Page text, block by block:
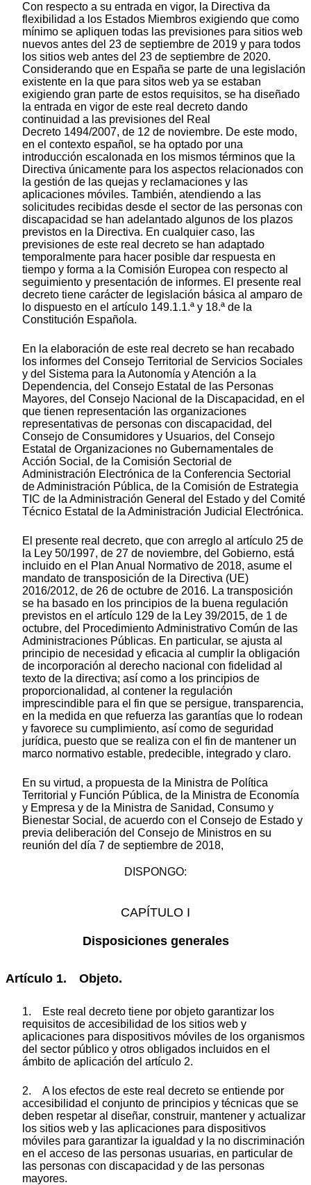
Con respecto a su entrada en vigor, la Directiva da
flexibilidad a los Estados Miembros exigiendo que como
mínimo se apliquen todas las previsiones para sitios web
nuevos antes del 23 de septiembre de 2019 y para todos
los sitios web antes del 23 de septiembre de 2020.
Considerando que en España se parte de una legislación
existente en la que para sitos web ya se estaban
exigiendo gran parte de estos requisitos, se ha diseñado
la entrada en vigor de este real decreto dando
continuidad a las previsiones del Real
Decreto 1494/2007, de 12 de noviembre. De este modo,
en el contexto español, se ha optado por una
introducción escalonada en los mismos términos que la
Directiva únicamente para los aspectos relacionados con
la gestión de las quejas y reclamaciones y las
aplicaciones móviles. También, atendiendo a las
solicitudes recibidas desde el sector de las personas con
discapacidad se han adelantado algunos de los plazos
previstos en la Directiva. En cualquier caso, las
previsiones de este real decreto se han adaptado
temporalmente para hacer posible dar respuesta en
tiempo y forma a la Comisión Europea con respecto al
seguimiento y presentación de informes. El presente real
decreto tiene carácter de legislación básica al amparo de
lo dispuesto en el artículo 149.1.1.ª y 18.ª de la
Constitución Española.
En la elaboración de este real decreto se han recabado
los informes del Consejo Territorial de Servicios Sociales
y del Sistema para la Autonomía y Atención a la
Dependencia, del Consejo Estatal de las Personas
Mayores, del Consejo Nacional de la Discapacidad, en el
que tienen representación las organizaciones
representativas de personas con discapacidad, del
Consejo de Consumidores y Usuarios, del Consejo
Estatal de Organizaciones no Gubernamentales de
Acción Social, de la Comisión Sectorial de
Administración Electrónica de la Conferencia Sectorial
de Administración Pública, de la Comisión de Estrategia
TIC de la Administración General del Estado y del Comité
Técnico Estatal de la Administración Judicial Electrónica.
El presente real decreto, que con arreglo al artículo 25 de
la Ley 50/1997, de 27 de noviembre, del Gobierno, está
incluido en el Plan Anual Normativo de 2018, asume el
mandato de transposición de la Directiva (UE)
2016/2012, de 26 de octubre de 2016. La transposición
se ha basado en los principios de la buena regulación
previstos en el artículo 129 de la Ley 39/2015, de 1 de
octubre, del Procedimiento Administrativo Común de las
Administraciones Públicas. En particular, se ajusta al
principio de necesidad y eficacia al cumplir la obligación
de incorporación al derecho nacional con fidelidad al
texto de la directiva; así como a los principios de
proporcionalidad, al contener la regulación
imprescindible para el fin que se persigue, transparencia,
en la medida en que refuerza las garantías que lo rodean
y favorece su cumplimiento, así como de seguridad
jurídica, puesto que se realiza con el fin de mantener un
marco normativo estable, predecible, integrado y claro.
En su virtud, a propuesta de la Ministra de Política
Territorial y Función Pública, de la Ministra de Economía
y Empresa y de la Ministra de Sanidad, Consumo y
Bienestar Social, de acuerdo con el Consejo de Estado y
previa deliberación del Consejo de Ministros en su
reunión del día 7 de septiembre de 2018,
DISPONGO:
CAPÍTULO I
Disposiciones generales
Artículo 1. Objeto.
1. Este real decreto tiene por objeto garantizar los
requisitos de accesibilidad de los sitios web y
aplicaciones para dispositivos móviles de los organismos
del sector público y otros obligados incluidos en el
ámbito de aplicación del artículo 2.
2. A los efectos de este real decreto se entiende por
accesibilidad el conjunto de principios y técnicas que se
deben respetar al diseñar, construir, mantener y actualizar
los sitios web y las aplicaciones para dispositivos
móviles para garantizar la igualdad y la no discriminación
en el acceso de las personas usuarias, en particular de
las personas con discapacidad y de las personas
mayores.